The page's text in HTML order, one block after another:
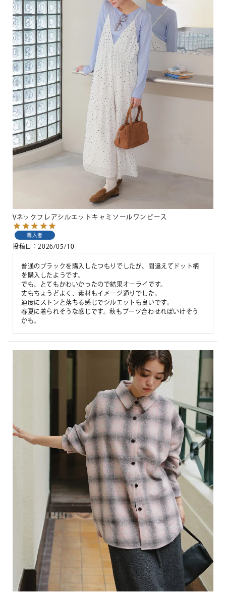
Vネックフレアシルエットキャミソールワンピース
購入者
投稿日 2026/05/10
普通のブラックを購入したつもりでしたが、間違えてドット柄
を購入したようです。
でも、とてもかわいかったので結果オーライです。
丈もちょうどよく、素材もイメージ通りでした。
適度にストンと落ちる感じでシルエットも良いです。
春夏に着られそうな感じです。秋もブーツ合わせればいけそう
かも。